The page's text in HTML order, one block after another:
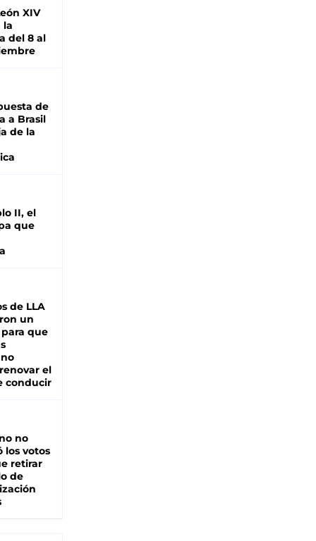
XIV
la
del 8 al
de
a Brasil
de la
II, el
que
de LLA
un
que
el
conducir
no
los votos
retirar
de